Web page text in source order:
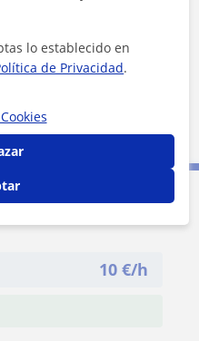
| ©OpenStreetMapcontributors
10 €/h
lo establecido en
de Privacidad.